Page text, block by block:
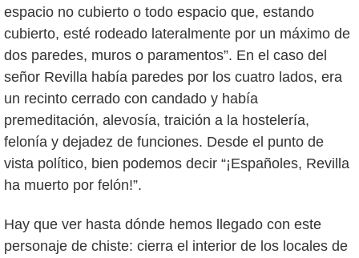
espacio no cubierto o todo espacio que, estando
cubierto, esté rodeado lateralmente por un máximo de
dos paredes, muros o paramentos”. En el caso del
señor Revilla había paredes por los cuatro lados, era
un recinto cerrado con candado y había
premeditación, alevosía, traición a la hostelería,
felonía y dejadez de funciones. Desde el punto de
vista político, bien podemos decir “¡Españoles, Revilla
ha muerto por felón!”.
Hay que ver hasta dónde hemos llegado con este
personaje de chiste: cierra el interior de los locales de